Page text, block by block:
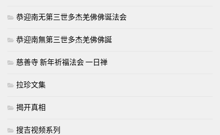
恭迎南无第三世多杰羌佛佛诞法会
恭迎南無第三世多杰羌佛佛誕
慈善寺 新年祈福法会 一日禅
拉珍文集
揭开真相
搜吉视频系列